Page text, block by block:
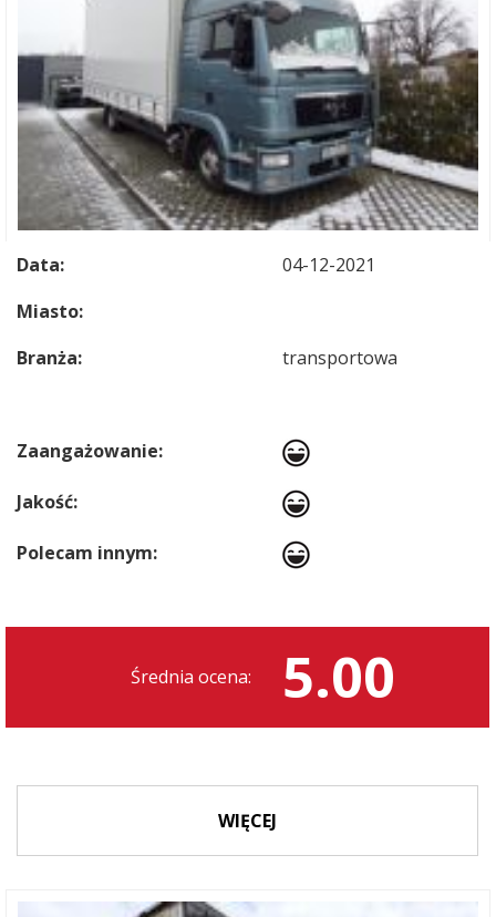
Data:
04-12-2021
Miasto:
Branża:
transportowa
Zaangażowanie:
Jakość:
Polecam innym:
Średnia ocena: 5.00
WIĘCEJ